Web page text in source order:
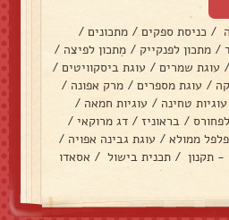
/ כניסת ספקים / מתכונים /
/ מתכון לפנקייק / מתכון לפיצה /
/ עוגת שמרים / עוגת ביסקוויטים /
/ עוגת מספרים / מרק אפונה /
עוגיות טחינה / עוגיות חמאה /
/ בראוניז / דג מרוקאי /
פלפל ממולא / עוגת גבינה אפויה /
תקנון / תכנית בישול / אסאדו